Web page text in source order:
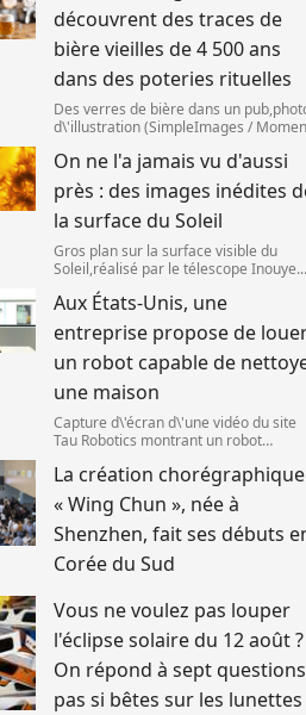
découvrent des traces de
bière vieilles de 4 500 ans
dans des poteries rituelles
Des verres de bière dans un
d\'illustration (SimpleImages /
boisson alcoolisée du monde. Les
premières traces de bière ont été
retrouvées ch
On ne l'a jamais vu d'aussi
près : des images inédites
la surface du Soleil
Gros plan sur la surface visible du
Soleil,réalisé par le télescope Inouye.
(NSF/NSO/AURA/MPS) Certains se
préparent peut-être à photographier le
mieux possible l\'éclipse solaire,prévue
le 1
Aux États-Unis, une
entreprise propose de
un robot capable de
une maison
Capture d\'écran d\'une vidéo du site
Tau Robotics montrant un robot
cuisine. (Tau Robotics)
La création chorégraphique
« Wing Chun », née à
Shenzhen, fait ses débuts
Corée du Sud
Vous ne voulez pas louper
l'éclipse solaire du 12 août ?
On répond à sept questions
pas si bêtes sur les lunettes